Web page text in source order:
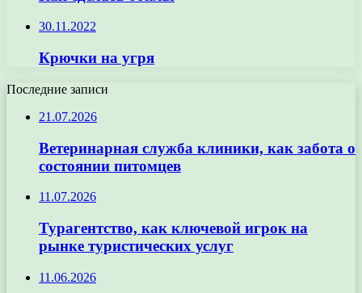
30.11.2022
Крючки на угря
Последние записи
21.07.2026
Ветеринарная служба клиники, как забота о
состоянии питомцев
11.07.2026
Турагентство, как ключевой игрок на
рынке туристических услуг
11.06.2026